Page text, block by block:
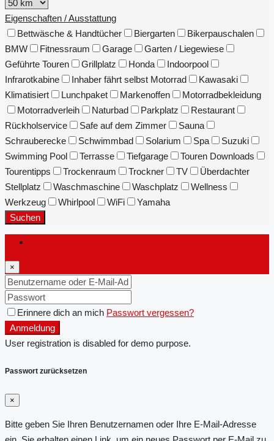
Eigenschaften / Ausstattung
Bettwäsche & Handtücher
Biergarten
Bikerpauschalen
BMW
Fitnessraum Garage
Garten / Liegewiese
Geführte Touren
Grillplatz Honda
Indoorpool
Infrarotkabine
Inhaber fährt selbst Motorrad
Kawasaki
Klimatisiert
Lunchpaket Markenoffen
Motorradbekleidung
Motorradverleih
Naturbad Parkplatz
Restaurant
Rückholservice
Safe auf dem Zimmer
Sauna
Schrauberecke
Schwimmbad Solarium Spa
Suzuki
Swimming Pool
Terrasse Tiefgarage
Touren Downloads
Tourentipps
Trockenraum Trockner TV
Überdachter
Stellplatz
Waschmaschine Waschplatz
Wellness
Werkzeug
Whirlpool WiFi
Yamaha
Suchen
×
Erinnere dich an mich Passwort vergessen?
Anmeldung
User registration is disabled for demo purpose.
Passwort zurücksetzen
×
Bitte geben Sie Ihren Benutzernamen oder Ihre E-Mail-Adresse